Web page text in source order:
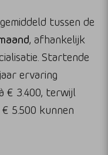
tussen de
, afhankelijk
Startende
ervaring
€ 3.400, terwijl
5.500 kunnen